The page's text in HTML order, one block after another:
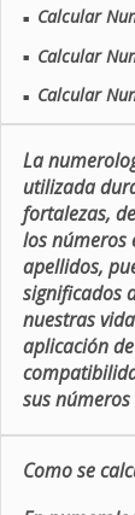
■ Calcular
■ Calcular
■ Calcular
La
utilizada
fortalezas,
los números
apellidos,
significados
nuestras
aplicación
sus
Como se